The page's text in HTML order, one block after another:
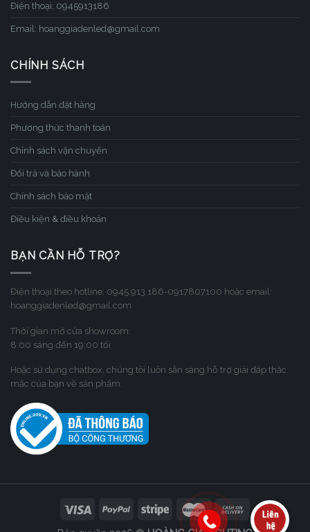
Điện thoại: 0945913186
Email: hoanggiadenled@gmail.com
CHÍNH SÁCH
Hướng dẫn đặt hàng
Phương thức thanh toán
Chính sách vận chuyển
Đổi trả và bảo hành
Chính sách bảo mật
Điều kiện & điều khoản
BẠN CẦN HỖ TRỢ?
Điện thoại theo hotline: 0945.913.186-0917807100 hoặc email:
hoanggiadenled@gmail.com
Thời gian mở cửa showroom:
8:00 sáng đến 19:00 tối
Hoặc sử dụng chatbox, chúng tôi luôn sẳn sàng hỗ trợ giải đáp thắc
mắc của bạn về sản phẩm.